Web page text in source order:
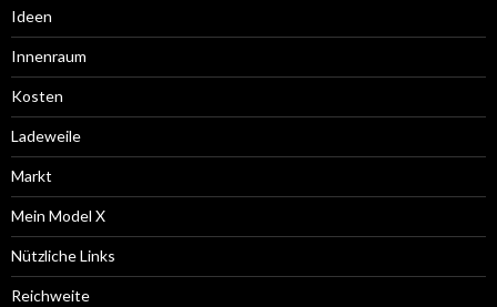
Ideen
Innenraum
Kosten
Ladeweile
Markt
Mein Model X
Nützliche Links
Reichweite